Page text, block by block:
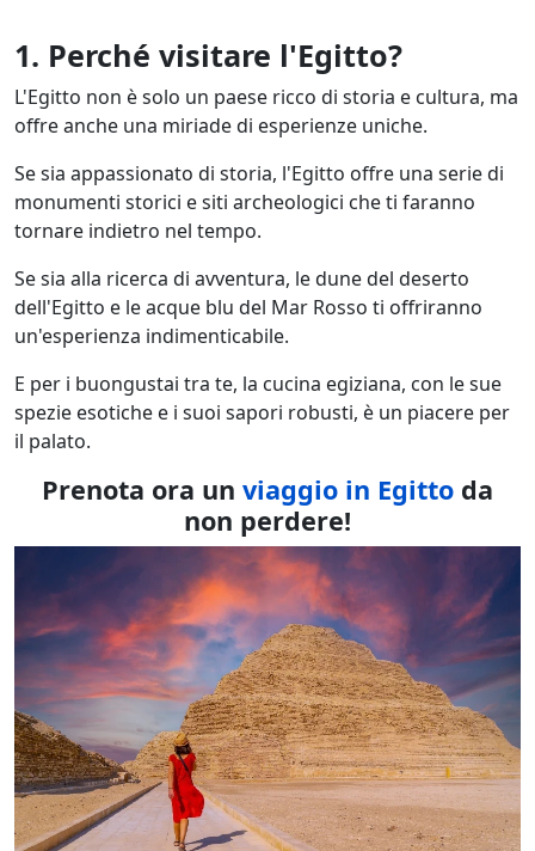
1. Perché visitare l'Egitto?
L'Egitto non è solo un paese ricco di storia e cultura, ma
offre anche una miriade di esperienze uniche.
Se sia appassionato di storia, l'Egitto offre una serie di
monumenti storici e siti archeologici che ti faranno
tornare indietro nel tempo.
Se sia alla ricerca di avventura, le dune del deserto
dell'Egitto e le acque blu del Mar Rosso ti offriranno
un'esperienza indimenticabile.
E per i buongustai tra te, la cucina egiziana, con le sue
spezie esotiche e i suoi sapori robusti, è un piacere per
il palato.
Prenota ora un viaggio in Egitto da
non perdere!